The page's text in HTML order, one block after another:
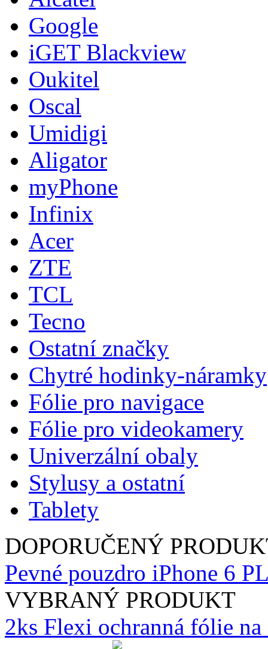
Google
iGET Blackview
Oukitel
Oscal
Umidigi
Aligator
myPhone
Infinix
Acer
ZTE
TCL
Tecno
Ostatní značky
Chytré hodinky-náramky
Fólie pro navigace
Fólie pro videokamery
Univerzální obaly
Stylusy a ostatní
Tablety
DOPORUČENÝ
Pevné pouzdro iPhone 6
VYBRANÝ PRODUKT
2ks Flexi ochranná fólie